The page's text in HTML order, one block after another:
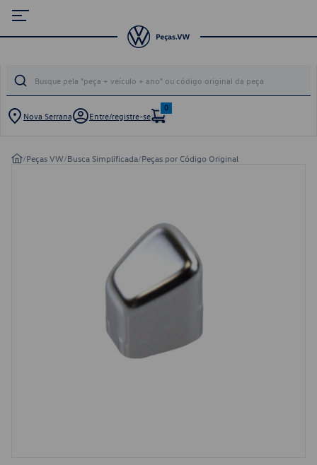
Nova Serrana Entre/registre-se
0
/Peças VW/Busca Simplificada/Peças por Código Original